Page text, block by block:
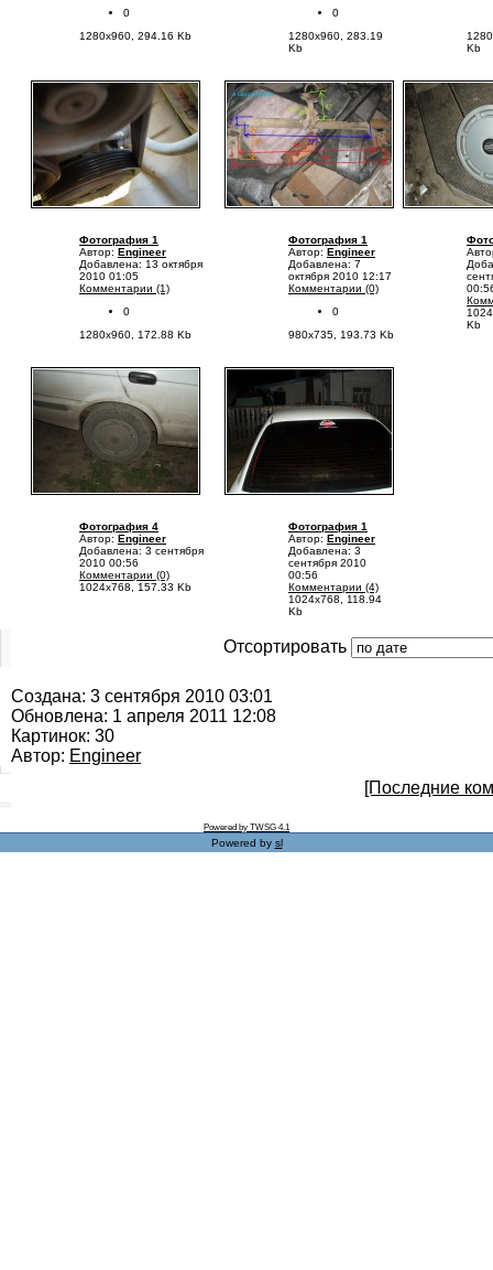
0
1280x960, 294.16 Kb
0
1280x960, 283.19
Kb
Kb
Фотография 1
Автор: Engineer
Добавлена: 13 октября
2010 01:05
Комментарии (1)
0
1280x960, 172.88 Kb
Фотография 1
Автор: Engineer
Добавлена: 7
октября 2010 12:17
Комментарии (0)
0
980x735, 193.73 Kb
Kb
Фотография 4
Автор: Engineer
Добавлена: 3 сентября
2010 00:56
Комментарии (0)
1024x768, 157.33 Kb
Фотография 1
Автор: Engineer
Добавлена: 3
сентября 2010
00:56
Комментарии (4)
1024x768, 118.94
Kb
Отсортировать
Создана: 3 сентября 2010 03:01
Обновлена: 1 апреля 2011 12:08
Картинок: 30
Автор: Engineer
[Последние
Powered by TWSG 4.1
Powered by sl